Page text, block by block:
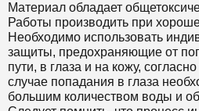
Материал обладает
Работы производить при
Необходимо использовать
защиты, предохраняющие от
пути, в глаза и на кожу,
случае попадания в глаза
большим количеством воды и